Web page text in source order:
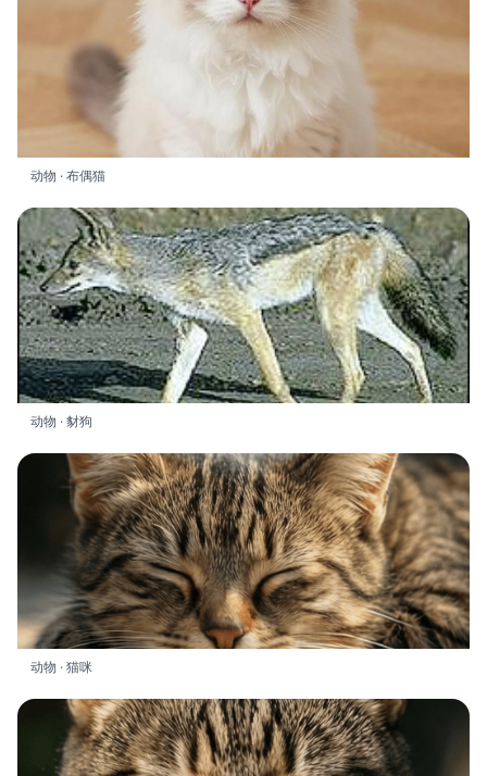
动物 · 布偶猫
动物 · 豺狗
动物 · 猫咪